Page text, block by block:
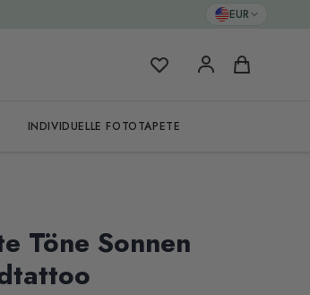
EUR
Meine FavoritenWarenkorb
INDIVIDUELLE FOTOTAPETE
Töne Sonnen